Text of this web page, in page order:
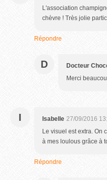
L'association
chèvre ! Très jolie
Répondre
D Docteur
Merci
I Isabelle 27/09/2016
Le visuel est extra. On
à mes loulous grâce à
Répondre